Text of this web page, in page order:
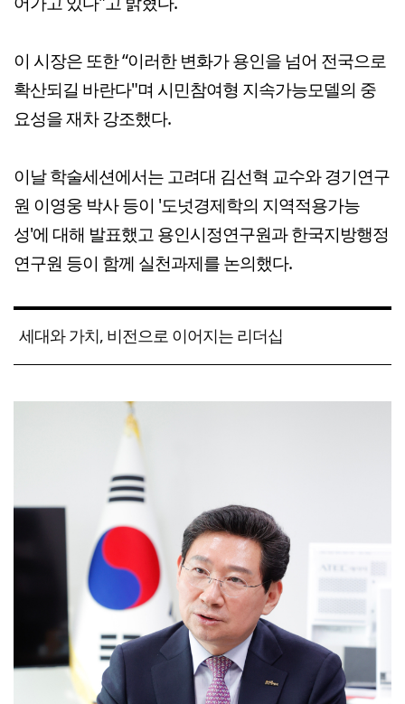
이 시장은 또한 “이러한 변화가 용인을 넘어 전국으로
확산되길 바란다"며 시민참여형 지속가능모델의 중
요성을 재차 강조했다.
이날 학술세션에서는 고려대 김선혁 교수와 경기연구
원 이영웅 박사 등이 '도넛경제학의 지역적용가능
성'에 대해 발표했고 용인시정연구원과 한국지방행정
연구원 등이 함께 실천과제를 논의했다.
세대와 가치, 비전으로 이어지는 리더십